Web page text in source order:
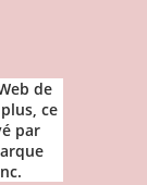
de
ce
par